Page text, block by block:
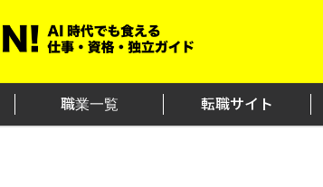
職業一覧 転職サイト